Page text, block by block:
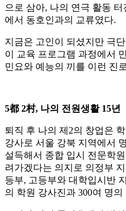
으로 삼아, 나의 연극 활동
에서 동호인과의 교류였다.
지금은 고인이 되셨지만 극
이 교육 프로그램 과정에서
민요와 예능의 끼를 이런 진
5都 2村, 나의 전원생활 15년
퇴직 후 나의 제2의 창업은
강사로 서울 강북 지역에서
설득해서 종합 입시 전문학
려가겠다는 의지로 의정부
등부, 고등부와 대학입시반
의 학원 강사진과 300여 명